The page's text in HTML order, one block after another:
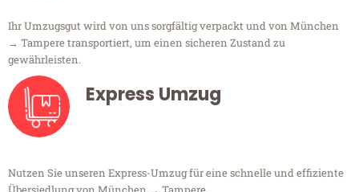
Ihr Umzugsgut wird von uns sorgfältig verpackt und von München
→ Tampere transportiert, um einen sicheren Zustand zu
gewährleisten.
Express Umzug
Nutzen Sie unseren Express-Umzug für eine schnelle und effiziente